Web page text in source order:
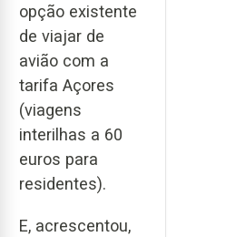
opção existente
de viajar de
avião com a
tarifa Açores
(viagens
interilhas a 60
euros para
residentes).
E, acrescentou,